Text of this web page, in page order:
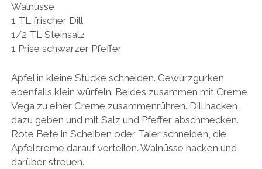
Walnüsse
1 TL frischer Dill
1/2 TL Steinsalz
1 Prise schwarzer Pfeffer
Apfel in kleine Stücke schneiden. Gewürzgurken
ebenfalls klein würfeln. Beides zusammen mit Creme
Vega zu einer Creme zusammenrühren. Dill hacken,
dazu geben und mit Salz und Pfeffer abschmecken.
Rote Bete in Scheiben oder Taler schneiden, die
Apfelcreme darauf verteilen. Walnüsse hacken und
darüber streuen.